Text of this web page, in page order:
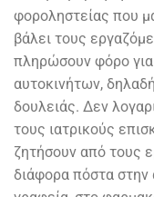
φοροληστείας που
βάλει τους
πληρώσουν φόρο
αυτοκινήτων,
δουλειάς. Δεν
τους ιατρικούς
ζητήσουν από τους
διάφορα πόστα στην